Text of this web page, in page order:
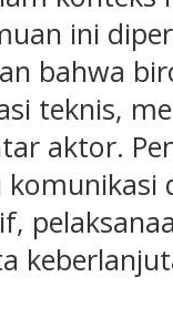
ini
bahwa
teknis,
aktor.